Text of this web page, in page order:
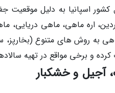
اسپانیا به دلیل موقعیت
اره ماهی، ماهی دریایی،
به روش های متنوع
کرده و برخی مواقع در تهیه
آجیل و خشکبار